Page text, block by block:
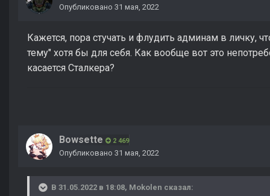
Опубликовано 31 мая, 2022
Кажется, пора стучать и флудить админам в личку,
тему" хотя бы для себя. Как вообще вот это
касается Сталкера?
Bowsette 2 469
Опубликовано 31 мая, 2022
В 31.05.2022 в 18:08, Mokolen сказал: